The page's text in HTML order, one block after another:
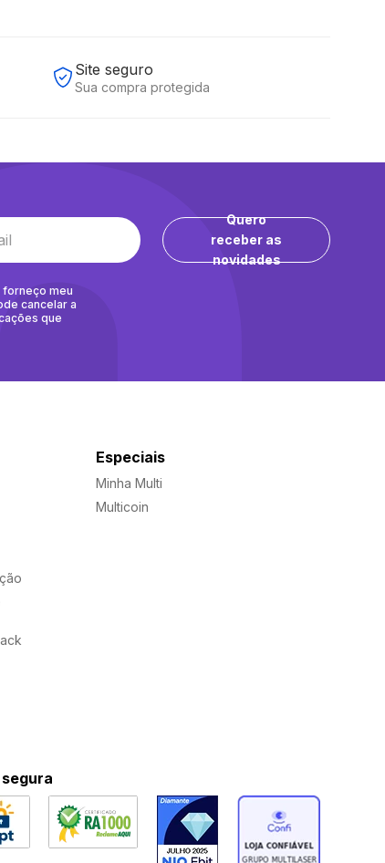
Site seguro
Sua compra protegida
Quero
receber as
novidades
forneço meu
cancelar a
que
Especiais
Minha Multi
Multicoin